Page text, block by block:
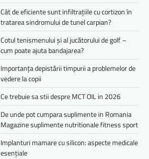
Cât de eficiente sunt infiltrațiile cu cortizon în
tratarea sindromului de tunel carpian?
Cotul tenismenului și al jucătorului de golf –
cum poate ajuta bandajarea?
Importanța depistării timpurii a problemelor de
vedere la copii
Ce trebuie sa stii despre MCT OIL in 2026
De unde pot cumpara suplimente in Romania
Magazine suplimente nutritionale fitness sport
Implanturi mamare cu silicon: aspecte medicale
esențiale